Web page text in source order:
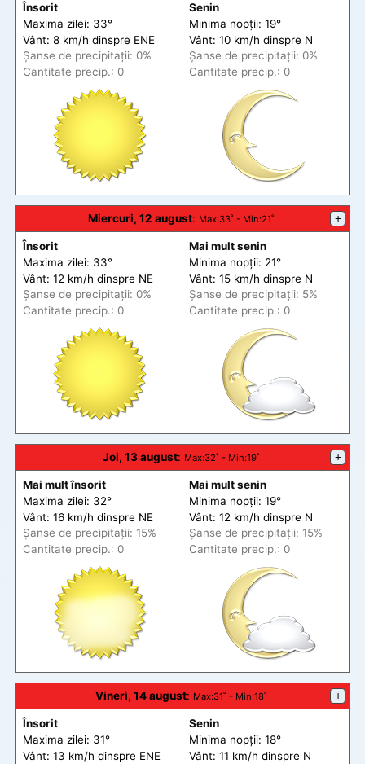
Însorit
Maxima zilei: 33°
Vânt: 8 km/h dinspre ENE
Șanse de precipitații: 0%
Cantitate precip.: 0
Senin
Minima nopții: 19°
Vânt: 10 km/h dinspre N
Șanse de precipitații: 0%
Cantitate precip.: 0
Miercuri, 12 august: Max:33˚ - Min:21˚ +
Însorit
Maxima zilei: 33°
Vânt: 12 km/h dinspre NE
Șanse de precipitații: 0%
Cantitate precip.: 0
Mai mult senin
Minima nopții: 21°
Vânt: 15 km/h dinspre N
Șanse de precipitații: 5%
Cantitate precip.: 0
Joi, 13 august: Max:32˚ - Min:19˚ +
Mai mult însorit
Maxima zilei: 32°
Vânt: 16 km/h dinspre NE
Șanse de precipitații: 15%
Cantitate precip.: 0
Mai mult senin
Minima nopții: 19°
Vânt: 12 km/h dinspre N
Șanse de precipitații: 15%
Cantitate precip.: 0
Vineri, 14 august: Max:31˚ - Min:18˚ +
Însorit
Maxima zilei: 31°
Vânt: 13 km/h dinspre ENE
Senin
Minima nopții: 18°
Vânt: 11 km/h dinspre N